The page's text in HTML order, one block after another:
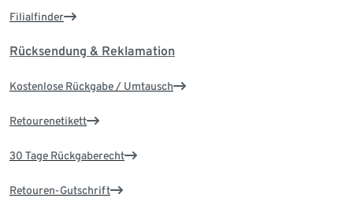
Filialfinder
Rücksendung & Reklamation
Kostenlose Rückgabe / Umtausch
Retourenetikett
30 Tage Rückgaberecht
Retouren-Gutschrift